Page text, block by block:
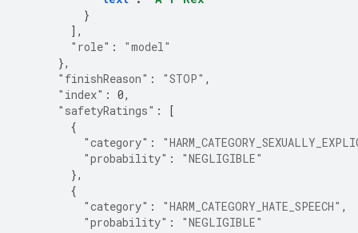
}
],
"role" :
"model"
},
"finishReason" : "STOP" ,
"index" : 0,
"safetyRatings" :
[
{
"category" :
"probability" :
"NEGLIGIBLE"
},
{
"category" : "HARM_CATEGORY_HATE_SPEECH" ,
"probability" :
"NEGLIGIBLE"